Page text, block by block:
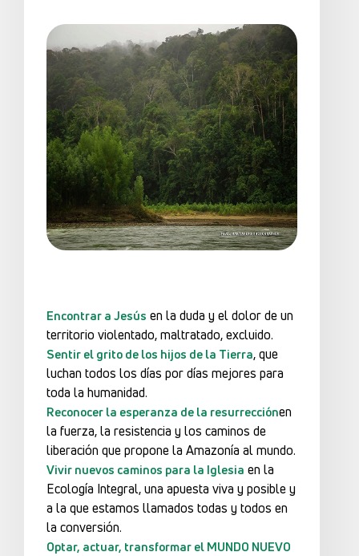
Encontrar a Jesús en la duda y el dolor de un
territorio violentado, maltratado, excluido.
Sentir el grito de los hijos de la Tierra, que
luchan todos los días por días mejores para
toda la humanidad.
Reconocer la esperanza de la resurrecciónen
la fuerza, la resistencia y los caminos de
liberación que propone la Amazonía al mundo.
Vivir nuevos caminos para la Iglesia en la
Ecología Integral, una apuesta viva y posible y
a la que estamos llamados todas y todos en
la conversión.
Optar, actuar, transformar el MUNDO NUEVO